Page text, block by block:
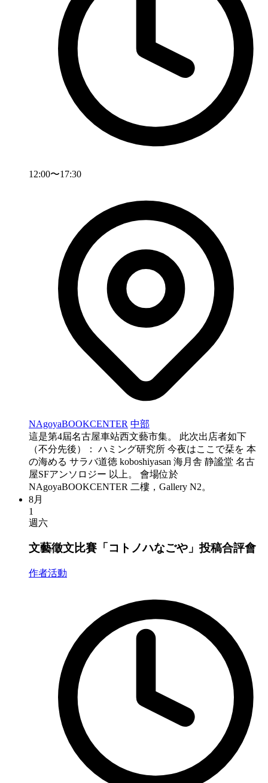
12:00〜17:30
NAgoyaBOOKCENTER 中部
這是第4屆名古屋車站西文藝市集。 此次出店者如下
（不分先後）： ハミング研究所 今夜はここで栞を 本
の海める サラバ道徳 koboshiyasan 海月舎 静謐堂 名古
屋SFアンソロジー 以上。 會場位於
NAgoyaBOOKCENTER 二樓，Gallery N2。
8月
1
週六
文藝徵文比賽「コトノハなごや」投稿合評會
作者活動